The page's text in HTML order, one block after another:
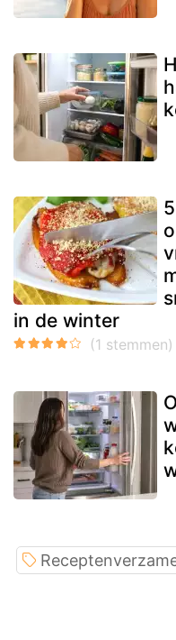
in de winter